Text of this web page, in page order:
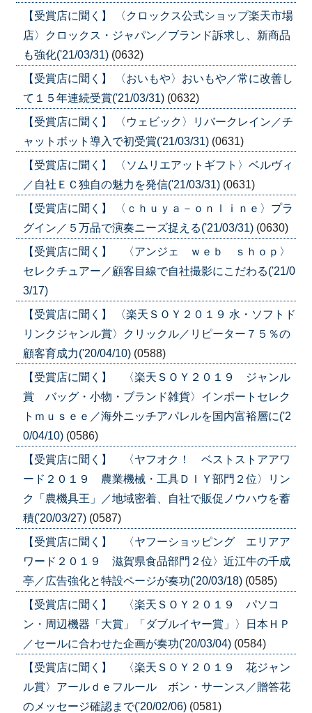
【受賞店に聞く】 〈クロックス公式ショップ楽天市場
店〉クロックス・ジャパン／ブランド訴求し、新商品
も強化('21/03/31) (0632)
【受賞店に聞く】 〈おいもや〉おいもや／常に改善し
て１５年連続受賞('21/03/31) (0632)
【受賞店に聞く】 〈ウェビック〉リバークレイン／チ
ャットボット導入で初受賞('21/03/31) (0631)
【受賞店に聞く】 〈ソムリエアットギフト〉ベルヴィ
／自社ＥＣ独自の魅力を発信('21/03/31) (0631)
【受賞店に聞く】 〈ｃｈｕｙａ－ｏｎｌｉｎｅ〉プラ
グイン／５万品で演奏ニーズ捉える('21/03/31) (0630)
【受賞店に聞く】 〈アンジェ ｗｅｂ ｓｈｏｐ〉
セレクチュアー／顧客目線で自社撮影にこだわる('21/0
3/17)
【受賞店に聞く】 〈楽天ＳＯＹ２０１９ 水・ソフトド
リンクジャンル賞〉クリックル／リピーター７５％の
顧客育成力('20/04/10) (0588)
【受賞店に聞く】 〈楽天ＳＯＹ２０１９ ジャンル
賞 バッグ・小物・ブランド雑貨〉インポートセレク
トｍｕｓｅｅ／海外ニッチアパレルを国内富裕層に('2
0/04/10) (0586)
【受賞店に聞く】 〈ヤフオク！ ベストストアアワ
ード２０１９ 農業機械・工具ＤＩＹ部門２位〉リン
ク「農機具王」／地域密着、自社で販促ノウハウを蓄
積('20/03/27) (0587)
【受賞店に聞く】 〈ヤフーショッピング エリアア
ワード２０１９ 滋賀県食品部門２位〉近江牛の千成
亭／広告強化と特設ページが奏功('20/03/18) (0585)
【受賞店に聞く】 〈楽天ＳＯＹ２０１９ パソコ
ン・周辺機器「大賞」「ダブルイヤー賞」〉日本ＨＰ
／セールに合わせた企画が奏功('20/03/04) (0584)
【受賞店に聞く】 〈楽天ＳＯＹ２０１９ 花ジャン
ル賞〉アールｄｅフルール ボン・サーンス／贈答花
のメッセージ確認まで('20/02/06) (0581)